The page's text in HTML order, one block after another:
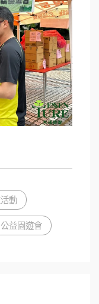
動
公益園遊會